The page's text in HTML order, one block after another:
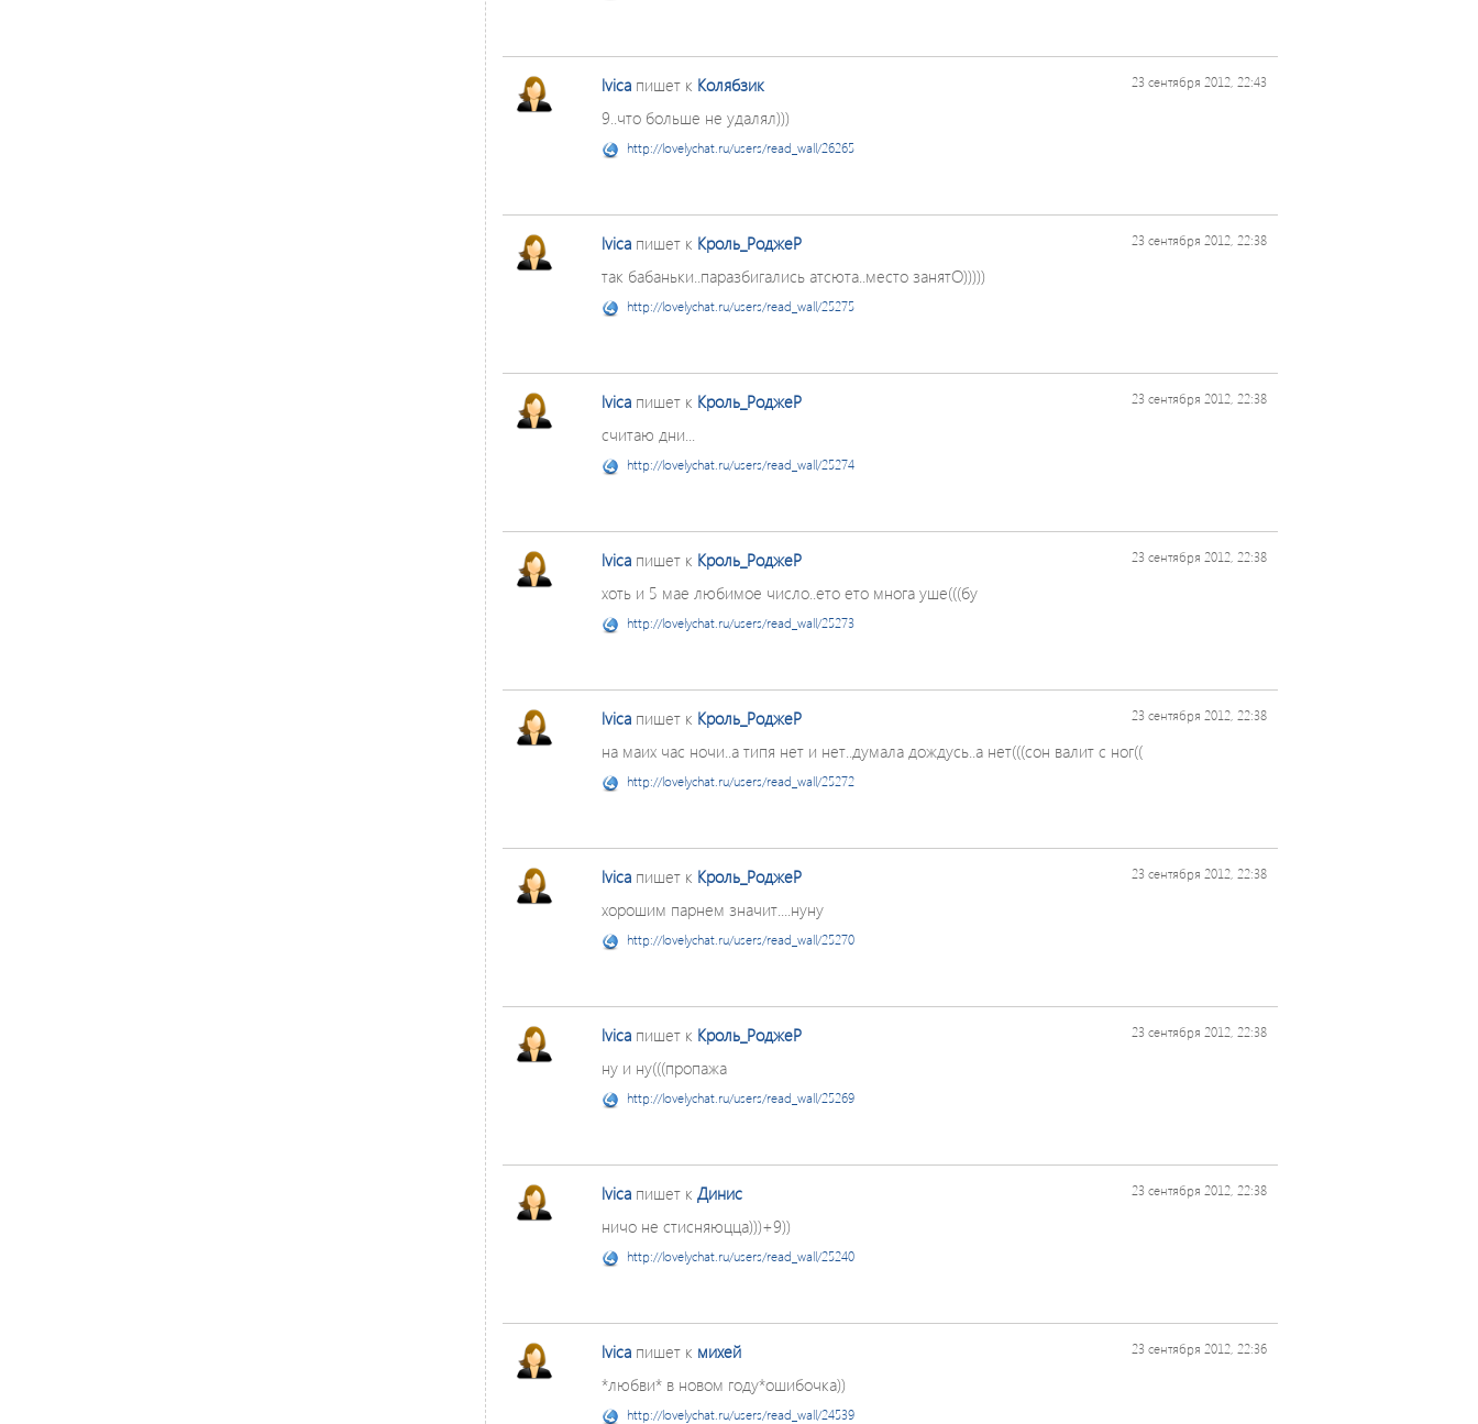
lvica пишет к Колябзик 23 сентября 2012, 22:43
9..что больше не удалял)))
http://lovelychat.ru/users/read_wall/26265
lvica пишет к Кроль_РоджеР 23 сентября 2012, 22:38
так бабаньки..паразбигались атсюта..место занятО)))))
http://lovelychat.ru/users/read_wall/25275
lvica пишет к Кроль_РоджеР 23 сентября 2012, 22:38
считаю дни...
http://lovelychat.ru/users/read_wall/25274
lvica пишет к Кроль_РоджеР 23 сентября 2012, 22:38
хоть и 5 мае любимое число..ето ето многа уше(((бу
http://lovelychat.ru/users/read_wall/25273
lvica пишет к Кроль_РоджеР 23 сентября 2012, 22:38
на маих час ночи..а типя нет и нет..думала дождусь..а нет(((сон валит с ног((
http://lovelychat.ru/users/read_wall/25272
lvica пишет к Кроль_РоджеР 23 сентября 2012, 22:38
хорошим парнем значит....нуну
http://lovelychat.ru/users/read_wall/25270
lvica пишет к Кроль_РоджеР 23 сентября 2012, 22:38
ну и ну(((пропажа
http://lovelychat.ru/users/read_wall/25269
lvica пишет к Динис 23 сентября 2012, 22:38
ничо не стисняюцца)))+9))
http://lovelychat.ru/users/read_wall/25240
lvica пишет к михей 23 сентября 2012, 22:36
*любви* в новом году*ошибочка))
http://lovelychat.ru/users/read_wall/24539